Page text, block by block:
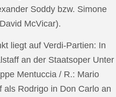
Soddy bzw. Simone
McVicar).
liegt auf Verdi-Partien: In
an der Staatsoper Unter
Mentuccia / R.: Mario
als Rodrigo in Don Carlo an